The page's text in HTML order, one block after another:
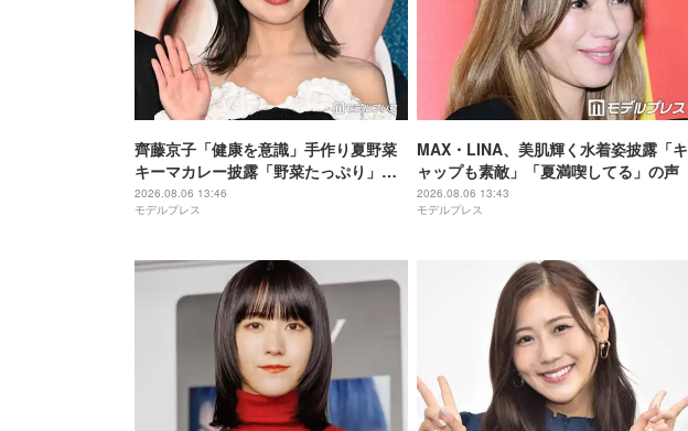
齊藤京子「健康を意識」手作り夏野菜
キーマカレー披露「野菜たっぷり」
「盛り付けが美しすぎる」と絶賛の声
2026.08.06 13:46
モデルプレス
MAX・LINA、美肌輝く水着姿披露「キ
ャップも素敵」「夏満喫してる」の声
2026.08.06 13:43
モデルプレス